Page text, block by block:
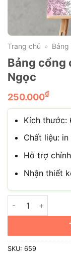
Trang chủ »
Bảng cổng
Ngọc
250.000₫
Kích thước:
Chất liệu:
Hỗ trợ
Nhận thiết
Bảng cổng cưới
SKU: 659